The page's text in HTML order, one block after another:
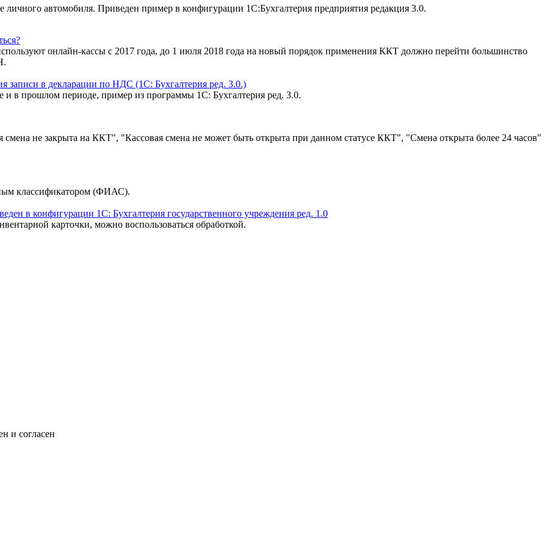
личного автомобиля. Приведен пример в конфигурации 1С:Бухгалтерия предприятия редакция 3.0.
онлайн-кассы с 2017 года, до 1 июля 2018 года на новый порядок применения ККТ должно перейти большинство
записи в декларации по НДС (1С: Бухгалтерия ред. 3.0.)
и в прошлом периоде, пример из программы 1С: Бухгалтерия ред. 3.0.
не закрыта на ККТ", "Кассовая смена не может быть открыта при данном статусе ККТ", "Смена открыта более 24 часов"
классификатором (ФИАС).
в конфигурации 1С: Бухгалтерия государственного учреждения ред. 1.0
карточки, можно воспользоваться обработкой.
и согласен